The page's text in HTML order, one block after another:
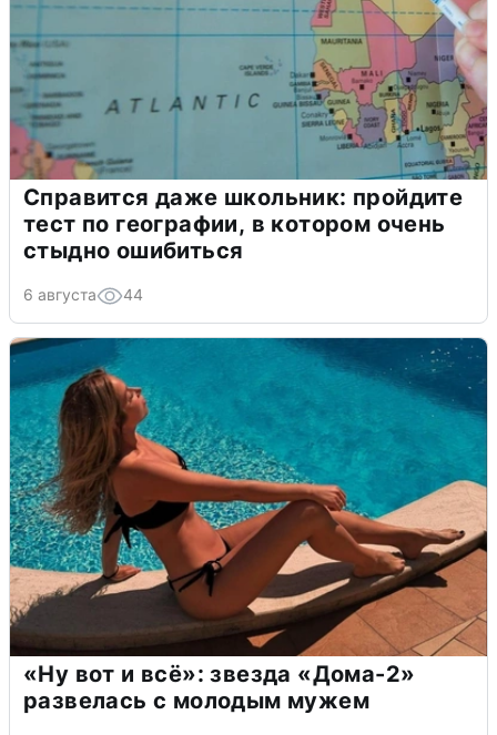
Справится даже школьник: пройдите
тест по географии, в котором очень
стыдно ошибиться
6 августа 44
«Ну вот и всё»: звезда «Дома-2»
развелась с молодым мужем